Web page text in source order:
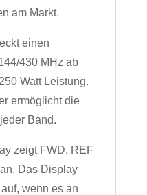
am Markt.
einen
430 MHz ab
Watt Leistung.
ermöglicht die
Band.
zeigt FWD, REF
Das Display
wenn es an